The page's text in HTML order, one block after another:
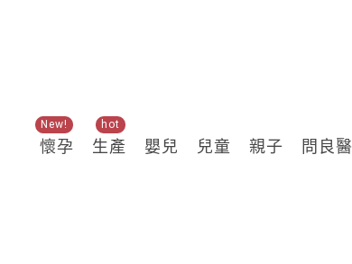
懷孕
New!
生產
hot
嬰兒 兒童 親子 問良醫